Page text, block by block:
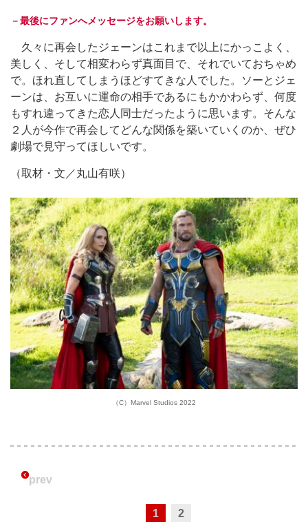
－最後にファンへメッセージをお願いします。
久々に再会したジェーンはこれまで以上にかっこよく、
美しく、そして相変わらず真面目で、それでいておちゃめ
で。ほれ直してしまうほどすてきな人でした。ソーとジェ
ーンは、お互いに運命の相手であるにもかかわらず、何度
もすれ違ってきた恋人同士だったように思います。そんな
２人が今作で再会してどんな関係を築いていくのか、ぜひ
劇場で見守ってほしいです。
（取材・文／丸山有咲）
（C）Marvel Studios 2022
prev
1 2